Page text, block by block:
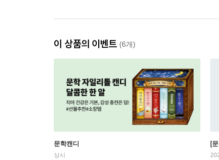
이 상품의 이벤트 (6개)
문학캔디
상시
[